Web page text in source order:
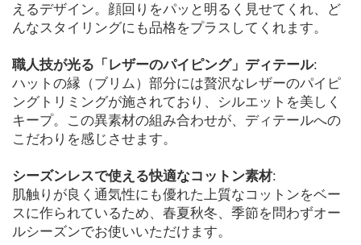
えるデザイン。顔回りをパッと明るく見せてくれ、ど
んなスタイリングにも品格をプラスしてくれます。
職人技が光る「レザーのパイピング」ディテール:
ハットの縁（ブリム）部分には贅沢なレザーのパイピ
ングトリミングが施されており、シルエットを美しく
キープ。この異素材の組み合わせが、ディテールへの
こだわりを感じさせます。
シーズンレスで使える快適なコットン素材:
肌触りが良く通気性にも優れた上質なコットンをベー
スに作られているため、春夏秋冬、季節を問わずオー
ルシーズンでお使いいただけます。